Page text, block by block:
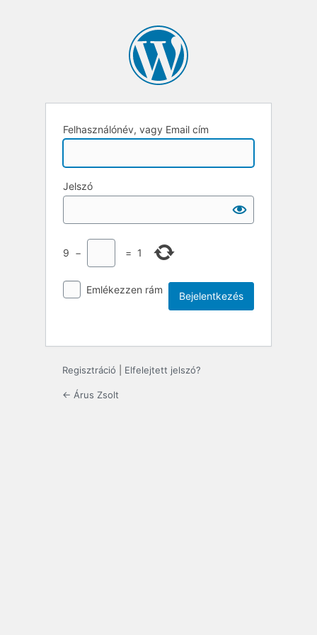
Felhasználónév, vagy Email cím
Jelszó
9 − = 1
Emlékezzen rám
Regisztráció Elfelejtett jelszó?
← Árus Zsolt